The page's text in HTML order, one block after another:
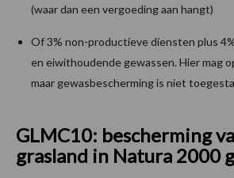
(waar dan een vergoeding aan hangt)
Of 3% non-productieve diensten plus
en eiwithoudende gewassen. Hier mag
maar gewasbescherming is niet
GLMC10: bescherming
grasland in Natura 2000